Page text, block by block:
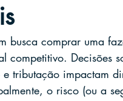
busca comprar uma
competitivo. Decisões
e tributação impactam
o risco (ou a